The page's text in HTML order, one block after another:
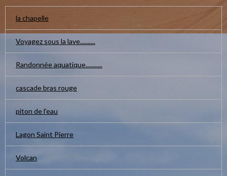
la chapelle
Voyagez sous la lave..........
Randonnée aquatique...........
cascade bras rouge
piton de l'eau
Lagon Saint Pierre
Volcan